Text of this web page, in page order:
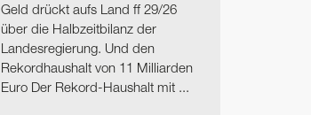
Geld drückt aufs Land ff 29/26
über die Halbzeitbilanz der
Landesregierung. Und den
Rekordhaushalt von 11 Milliarden
Euro Der Rekord-Haushalt mit ...